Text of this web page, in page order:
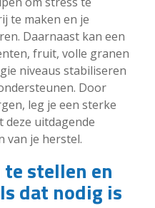
te maken en je
Daarnaast kan een
fruit, volle granen
niveaus stabiliseren
Door
leg je een sterke
deze uitdagende
van je herstel.
te stellen en
dat nodig is